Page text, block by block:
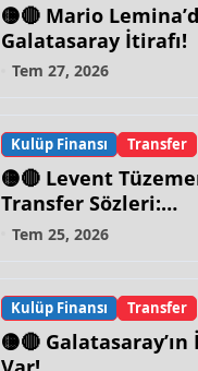
🟡🔴 Mario
Galatasaray İtirafı!
Tem 27, 2026
Kulüp Finansı Transfer
🟡🔴 Levent
Transfer Sözleri:
“Galatasaray’ın Zirve
Tem 25, 2026
Kulüp Finansı Transfer
🟡🔴 Galatasaray’ın